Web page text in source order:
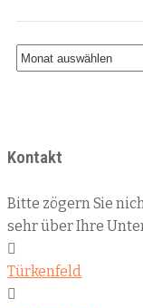
Kontakt
Bitte zögern Sie
sehr über Ihre
Türkenfeld